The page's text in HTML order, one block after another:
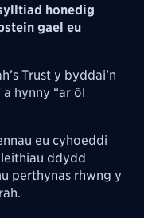
honedig
gael eu
Trust y byddai’n
hynny “ar ôl
eu cyhoeddi
ddydd
perthynas rhwng y